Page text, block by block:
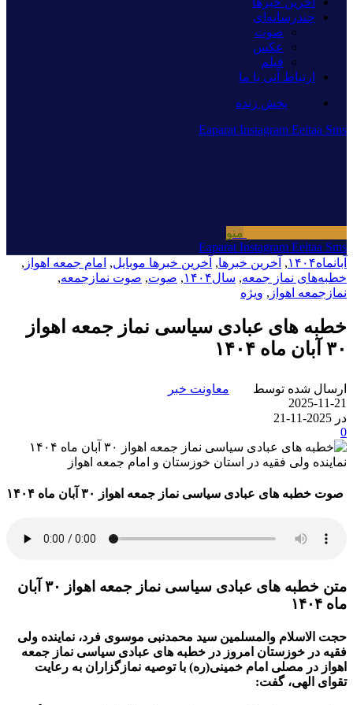
چندرسانه‌ای
صوت
عکس
فیلم
ارتباط آنی با ما
پخش زنده
Eaparat Instagram Eeitaa Sms
منو
Eaparat Instagram Eeitaa Sms
آبانماه۱۴۰۴
, آخرین خبرها, آخرین خبرها موبایل, امام جمعه اهواز ,
خطبه‌های نماز جمعه, سال۱۴۰۴ , صوت, صوت نمازجمعه,
نمازجمعه اهواز , ویژه
خطبه های عبادی سیاسی نماز جمعه اهواز
۳۰ آبان ماه ۱۴۰۴
ارسال شده توسط
معاونت خبر
2025-11-21
در 2025-11-21
0
صوت خطبه های عبادی سیاسی نماز جمعه اهواز ۳۰ آبان ماه ۱۴۰۴
متن خطبه های عبادی سیاسی نماز جمعه اهواز ۳۰ آبان
ماه ۱۴۰۴
حجت الاسلام والمسلمین سید محمدنبی موسوی فرد، نماینده ولی
فقیه در خوزستان امروز در خطبه های عبادی سیاسی نماز جمعه
اهواز در مصلی امام خمینی(ره) با توصیه نمازگزاران به رعایت
تقوای الهی، گفت: